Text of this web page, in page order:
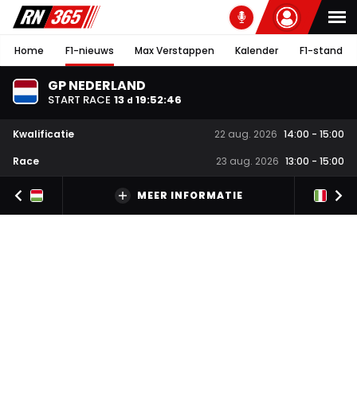
Home F1-nieuws Max Verstappen Kalender F1-stand
GP NEDERLAND
START RACE 13 d 19:52:46
Kwalificatie 22 aug. 2026 14:00 - 15:00
Race
23 aug. 2026 13:00 - 15:00
MEER INFORMATIE